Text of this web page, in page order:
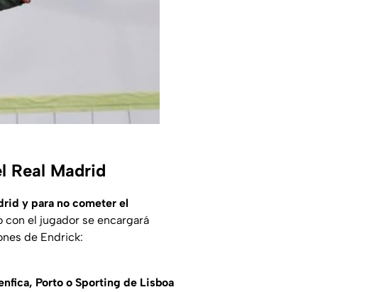
Real Madrid
y para no cometer el
con el jugador se encargará
de Endrick:
Porto o Sporting de Lisboa